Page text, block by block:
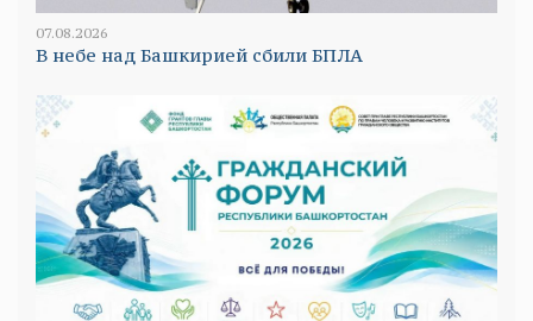
07.08.2026
В небе над Башкирией сбили БПЛА